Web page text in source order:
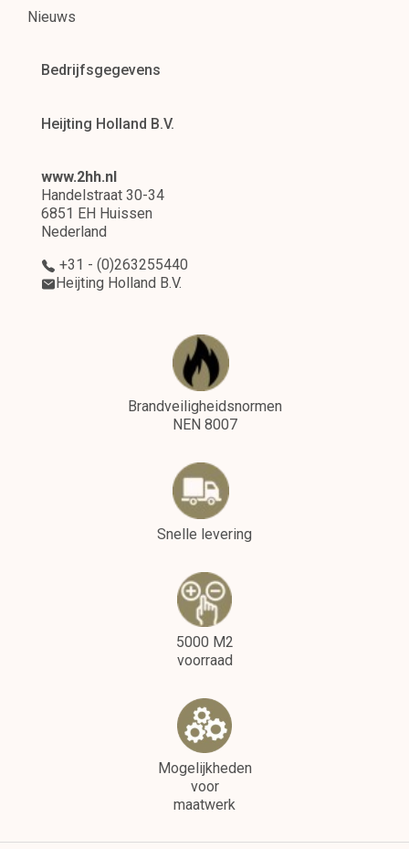
Nieuws
Bedrijfsgegevens
Heijting Holland B.V.
www.2hh.nl
Handelstraat 30-34
6851 EH Huissen
Nederland
+31 - (0)263255440
Heijting Holland B.V.
Brandveiligheidsnormen
NEN 8007
Snelle levering
5000 M2
voorraad
Mogelijkheden
voor
maatwerk